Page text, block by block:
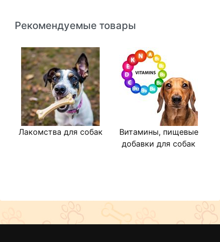
Рекомендуемые товары
Лакомства для собак
Витамины, пищевые
добавки для собак